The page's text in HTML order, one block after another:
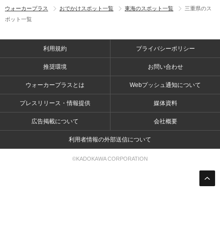
ウォーカープラス おでかけスポット一覧 東海のスポット一覧
三重県のス
ポット一覧
利用規約 プライバシーポリシー
推奨環境 お問い合わせ
ウォーカープラスとは Webプッシュ通知について
プレスリリース・情報提供 媒体資料
広告掲載について 会社概要
利用者情報の外部送信について
©KADOKAWA CORPORATION